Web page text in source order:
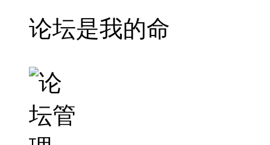
论坛是我的命